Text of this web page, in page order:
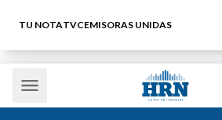
TU NOTATVCEMISORAS UNIDAS